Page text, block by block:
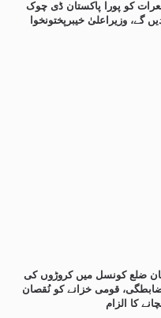
کو پورا پاکستان ڈی چوک
گے، وزیراعلیٰ خیبرپختونخوا
ضلع کونسل میں کروڑوں کی
قومی خزانے کو نُقصان
کا الزام